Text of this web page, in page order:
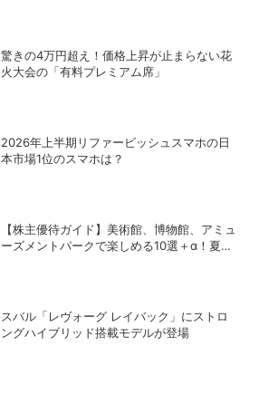
驚きの4万円超え！価格上昇が止まらない花
火大会の「有料プレミアム席」
2026年上半期リファービッシュスマホの日
本市場1位のスマホは？
【株主優待ガイド】美術館、博物館、アミュ
ーズメントパークで楽しめる10選＋α！夏休
スバル「レヴォーグ レイバック」にストロ
ングハイブリッド搭載モデルが登場